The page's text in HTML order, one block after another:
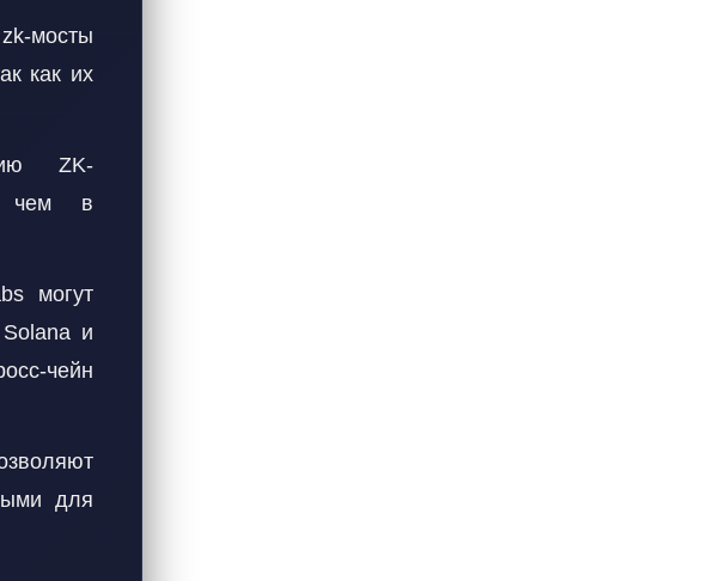
мосты
как их
ZK-
чем в
могут
и
чейн
для